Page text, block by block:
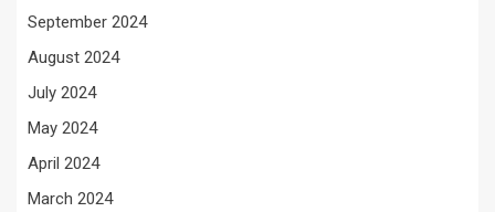
September 2024
August 2024
July 2024
May 2024
April 2024
March 2024